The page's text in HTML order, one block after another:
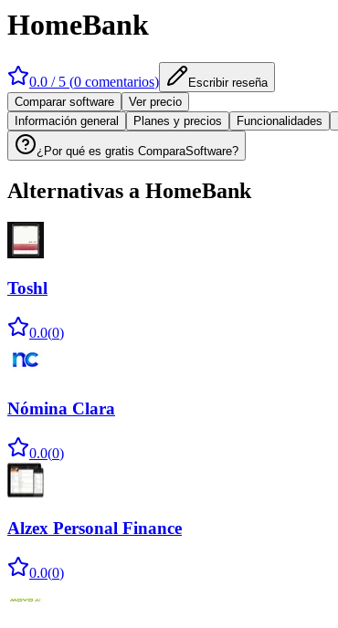
HomeBank
0.0 / 5 (0 comentarios)
Escribir reseña
Comparar software
Ver precio
Información general
Planes y precios Funcionalidades
¿Por qué es gratis ComparaSoftware?
Alternativas a HomeBank
Toshl
0.0(0)
Nómina Clara
0.0(0)
Alzex Personal Finance
0.0(0)